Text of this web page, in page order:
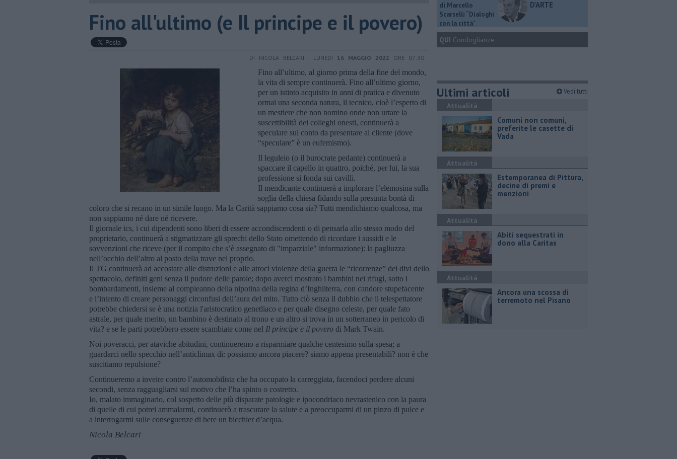
Fino all'ultimo (e Il principe e il povero)
DI NICOLA BELCARI - LUNEDÌ 16 MAGGIO 2022 ORE 07:30
Fino all’ultimo, al giorno prima della fine del mondo,
la vita di sempre continuerà. Fino all’ultimo giorno,
per un istinto acquisito in anni di pratica e divenuto
ormai una seconda natura, il tecnico, cioè l’esperto di
un mestiere che non nomino onde non urtare la
suscettibilità dei colleghi onesti, continuerà a
speculare sul conto da presentare al cliente (dove
“speculare” è un eufemismo).
Il leguleio (o il burocrate pedante) continuerà a
spaccare il capello in quattro, poiché, per lui, la sua
professione si fonda sui cavilli.
Il mendicante continuerà a implorare l’elemosina sulla
soglia della chiesa fidando sulla presunta bontà di
coloro che si recano in un simile luogo. Ma la Carità sappiamo cosa sia? Tutti mendichiamo qualcosa, ma
non sappiamo né dare né ricevere.
Il giornale ics, i cui dipendenti sono liberi di essere accondiscendenti o di pensarla allo stesso modo del
proprietario, continuerà a stigmatizzare gli sprechi dello Stato omettendo di ricordare i sussidi e le
sovvenzioni che riceve (per il compito che s’è assegnato di "imparziale" informazione): la pagliuzza
nell’occhio dell’altro al posto della trave nel proprio.
Il TG continuerà ad accostare alle distruzioni e alle atroci violenze della guerra le “ricorrenze” dei divi dello
spettacolo, definiti geni senza il pudore delle parole; dopo averci mostrato i bambini nei rifugi, sotto i
bombardamenti, insieme al compleanno della nipotina della regina d’Inghilterra, con candore stupefacente
e l’intento di creare personaggi circonfusi dell’aura del mito. Tutto ciò senza il dubbio che il telespettatore
potrebbe chiedersi se è una notizia l'aristocratico genetliaco e per quale disegno celeste, per quale fato
astrale, per quale merito, un bambino è destinato al trono e un altro si trova in un sotterraneo in pericolo di
vita? e se le parti potrebbero essere scambiate come nel Il principe e il povero di Mark Twain.
Noi poveracci, per ataviche abitudini, continueremo a risparmiare qualche centesimo sulla spesa; a
guardarci nello specchio nell’anticlimax di: possiamo ancora piacere? siamo appena presentabili? non è che
suscitiamo repulsione?
Continueremo a inveire contro l’automobilista che ha occupato la carreggiata, facendoci perdere alcuni
secondi, senza ragguagliarsi sul motivo che l’ha spinto o costretto.
Io, malato immaginario, col sospetto delle più disparate patologie e ipocondriaco nevrastenico con la paura
di quelle di cui potrei ammalarmi, continuerò a trascurare la salute e a preoccuparmi di un pinzo di pulce e
a interrogarmi sulle conseguenze di bere un bicchier d’acqua.
Nicola Belcari
di Marcello
Scarselli “Dialoghi
con la città"
D'ARTE
QUI Condoglianze
Ultimi articoli Vedi tutti
Attualità
Comuni non comuni,
preferite le casette di
Vada
Attualità
Estemporanea di Pittura,
decine di premi e
menzioni
Attualità
Abiti sequestrati in
dono alla Caritas
Attualità
Ancora una scossa di
terremoto nel Pisano